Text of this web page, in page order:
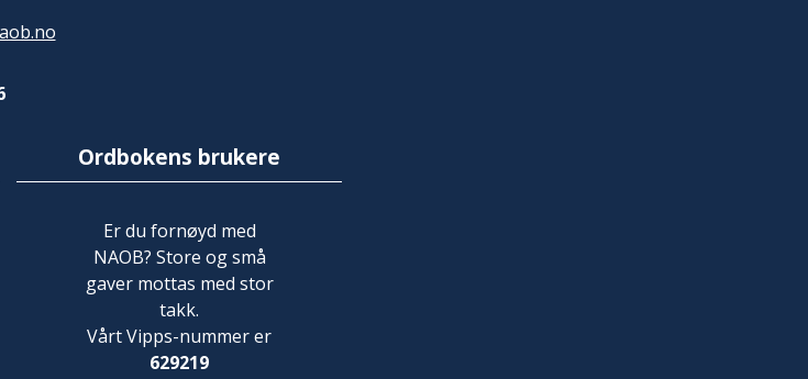
Ordbokens brukere
Er du fornøyd med
NAOB? Store og små
gaver mottas med stor
takk.
Vårt Vipps-nummer er
629219